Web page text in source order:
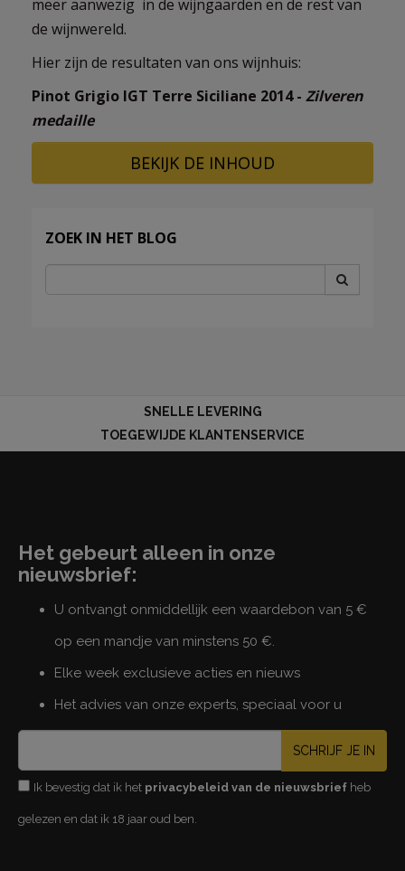
meer aanwezig in de wijngaarden en de rest van
de wijnwereld.
Hier zijn de resultaten van ons wijnhuis:
Pinot Grigio IGT Terre Siciliane 2014 - Zilveren
medaille
BEKIJK DE INHOUD
ZOEK IN HET BLOG
SNELLE LEVERING
TOEGEWIJDE KLANTENSERVICE
Het gebeurt alleen in onze
nieuwsbrief:
U ontvangt onmiddellijk een waardebon van 5 €
op een mandje van minstens 50 €.
Elke week exclusieve acties en nieuws
Het advies van onze experts, speciaal voor u
SCHRIJF JE IN
Ik bevestig dat ik het privacybeleid van de nieuwsbrief heb
gelezen en dat ik 18 jaar oud ben.